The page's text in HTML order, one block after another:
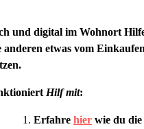
und digital im Wohnort
anderen etwas vom
Hilf mit:
Erfahre hier wie du